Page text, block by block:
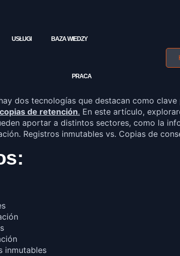
USŁUGI BAZA WIEDZY
PRACA
dos tecnologías que destacan como
copias de retención. En este artículo,
aportar a distintos sectores, como la
Registros inmutables vs. Copias de
inmutables